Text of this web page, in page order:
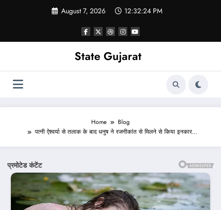
August 7, 2026 12:32:26 PM
State Gujarat
Home
Blog
पत्नी ऐश्वर्या से तलाक के बाद धनुष ने रजनीकांत से मिलने से किया इनकार…